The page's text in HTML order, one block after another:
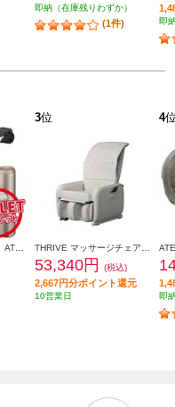
即納（在庫残りわずか）
(1件) 即
3位
53,340円 (税込)
2,667円分ポイント還元
10営業日
4
即